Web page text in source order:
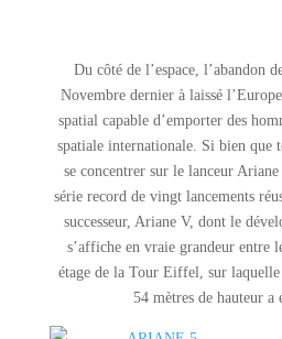
Du côté de l’espace, l’abandon
Novembre dernier à laissé
spatial capable d’emporter des
spatiale internationale. Si bien que
se concentrer sur le lanceur
série record de vingt lancements
successeur, Ariane V, dont le
s’affiche en vraie grandeur entre
étage de la Tour Eiffel, sur
54 mètres de hauteur a